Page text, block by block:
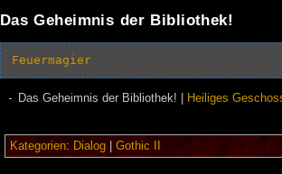
Das Geheimnis der Bibliothek!
Feuermagier
Das Geheimnis der Bibliothek! | Heiliges
Kategorien: Dialog| Gothic II